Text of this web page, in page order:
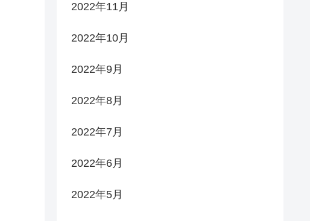
2022年11月
2022年10月
2022年9月
2022年8月
2022年7月
2022年6月
2022年5月